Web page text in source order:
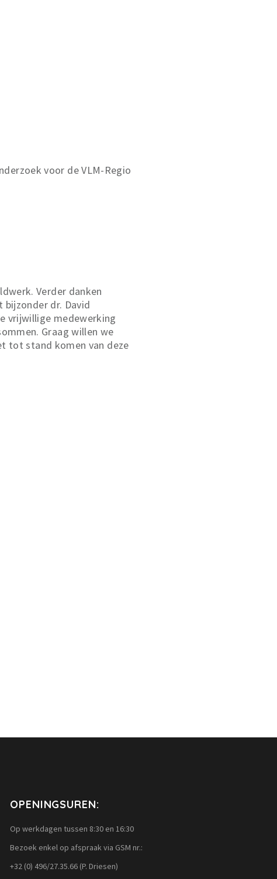
voor de VLM-Regio
Verder danken
bijzonder dr. David
vrijwillige medewerking
Graag willen we
tot stand komen van deze
OPENINGSUREN:
Op werkdagen tussen 8:30 en 16:30
Bezoek enkel op afspraak via GSM nr.:
+32 (0) 496/27.35.66 (P. Driesen)